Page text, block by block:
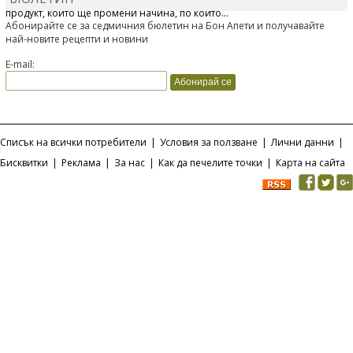
продукт, който ще промени начина, по който...
Абонирайте се за седмичния бюлетин на Бон Апети и получавайте
най-новите рецепти и новини
E-mail:
Списък на всички потребители | Условия за ползване | Лични данни |
Бисквитки | Реклама | За нас | Как да печелите точки | Карта на сайта